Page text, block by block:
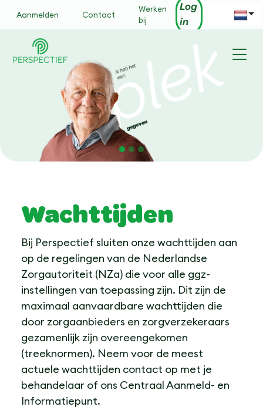
Aanmelden Contact
Werken
bij
Log
in
Wachttijden
Bij Perspectief sluiten onze wachttijden aan
op de regelingen van de Nederlandse
Zorgautoriteit (NZa) die voor alle ggz-
instellingen van toepassing zijn. Dit zijn de
maximaal aanvaardbare wachttijden die
door zorgaanbieders en zorgverzekeraars
gezamenlijk zijn overeengekomen
(treeknormen). Neem voor de meest
actuele wachttijden contact op met je
behandelaar of ons Centraal Aanmeld- en
Informatiepunt.